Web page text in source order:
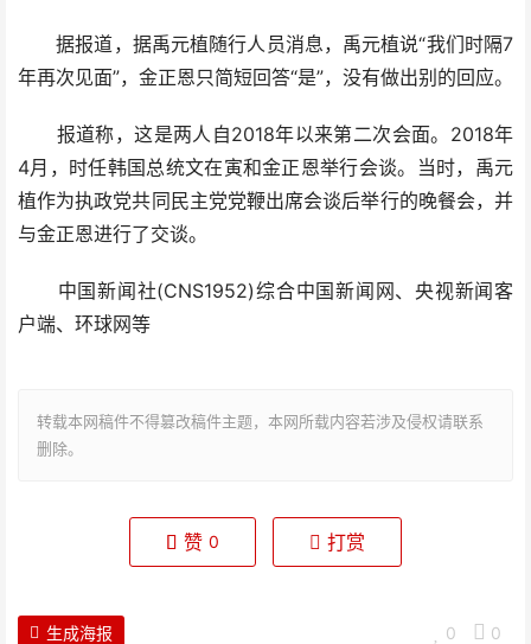
据报道，据禹元植随行人员消息，禹元植说“我们时隔7
年再次见面”，金正恩只简短回答“是”，没有做出别的回应。
报道称，这是两人自2018年以来第二次会面。2018年
4月，时任韩国总统文在寅和金正恩举行会谈。当时，禹元
植作为执政党共同民主党党鞭出席会谈后举行的晚餐会，并
与金正恩进行了交谈。
中国新闻社(CNS1952)综合中国新闻网、央视新闻客
户端、环球网等
转载本网稿件不得篡改稿件主题，本网所载内容若涉及侵权请联系
删除。
赞 0 打赏
0 0
生成海报